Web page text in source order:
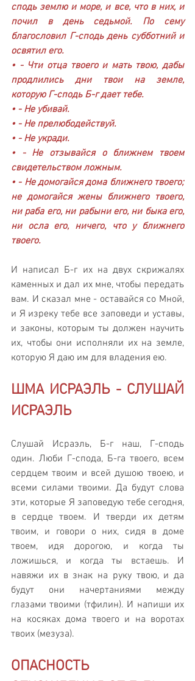
сподь землю и море, и все, что в них, и
почил в день седьмой. По сему
благословил Г-сподь день субботний и
освятил его.
• - Чти отца твоего и мать твою, дабы
продлились дни твои на земле,
которую Г-сподь Б-г дает тебе.
• - Не убивай.
• - Не прелюбодействуй.
• - Не укради.
• - Не отзывайся о ближнем твоем
свидетельством ложным.
• - Не домогайся дома ближнего твоего;
не домогайся жены ближнего твоего,
ни раба его, ни рабыни его, ни быка его,
ни осла его, ничего, что у ближнего
твоего.
И написал Б-г их на двух скрижалях
каменных и дал их мне, чтобы передать
вам. И сказал мне - оставайся со Мной,
и Я изреку тебе все заповеди и уставы,
и законы, которым ты должен научить
их, чтобы они исполняли их на земле,
которую Я даю им для владения ею.
ШМА ИСРАЭЛЬ - СЛУШАЙ
ИСРАЭЛЬ
Слушай Исраэль, Б-г наш, Г-сподь
один. Люби Г-спода, Б-га твоего, всем
сердцем твоим и всей душою твоею, и
всеми силами твоими. Да будут слова
эти, которые Я заповедую тебе сегодня,
в сердце твоем. И тверди их детям
твоим, и говори о них, сидя в доме
твоем, идя дорогою, и когда ты
ложишься, и когда ты встаешь. И
навяжи их в знак на руку твою, и да
будут они начертаниями между
глазами твоими (тфилин). И напиши их
на косяках дома твоего и на воротах
твоих (мезуза).
ОПАСНОСТЬ